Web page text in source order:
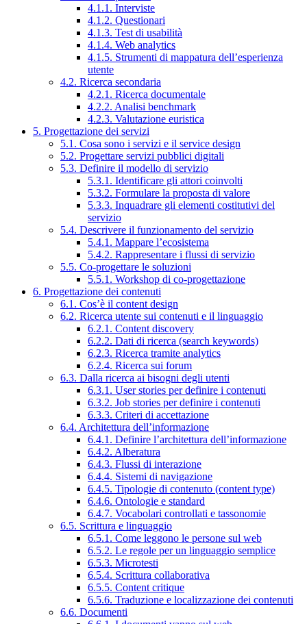
4.1.1. Interviste
4.1.2. Questionari
4.1.3. Test di usabilità
4.1.4. Web analytics
4.1.5. Strumenti di mappatura dell’esperienza
utente
4.2. Ricerca secondaria
4.2.1. Ricerca documentale
4.2.2. Analisi benchmark
4.2.3. Valutazione euristica
5. Progettazione dei servizi
5.1. Cosa sono i servizi e il service design
5.2. Progettare servizi pubblici digitali
5.3. Definire il modello di servizio
5.3.1. Identificare gli attori coinvolti
5.3.2. Formulare la proposta di valore
5.3.3. Inquadrare gli elementi costitutivi del
servizio
5.4. Descrivere il funzionamento del servizio
5.4.1. Mappare l’ecosistema
5.4.2. Rappresentare i flussi di servizio
5.5. Co-progettare le soluzioni
5.5.1. Workshop di co-progettazione
6. Progettazione dei contenuti
6.1. Cos’è il content design
6.2. Ricerca utente sui contenuti e il linguaggio
6.2.1. Content discovery
6.2.2. Dati di ricerca (search keywords)
6.2.3. Ricerca tramite analytics
6.2.4. Ricerca sui forum
6.3. Dalla ricerca ai bisogni degli utenti
6.3.1. User stories per definire i contenuti
6.3.2. Job stories per definire i contenuti
6.3.3. Criteri di accettazione
6.4. Architettura dell’informazione
6.4.1. Definire l’architettura dell’informazione
6.4.2. Alberatura
6.4.3. Flussi di interazione
6.4.4. Sistemi di navigazione
6.4.5. Tipologie di contenuto (content type)
6.4.6. Ontologie e standard
6.4.7. Vocabolari controllati e tassonomie
6.5. Scrittura e linguaggio
6.5.1. Come leggono le persone sul web
6.5.2. Le regole per un linguaggio semplice
6.5.3. Microtesti
6.5.4. Scrittura collaborativa
6.5.5. Content critique
6.5.6. Traduzione e localizzazione dei contenuti
6.6. Documenti